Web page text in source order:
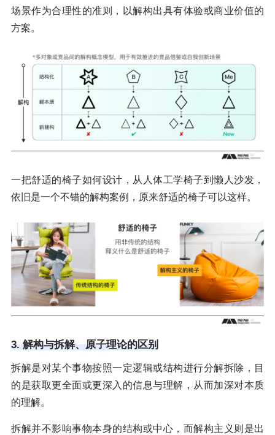
场景作为合理性的准则，以解构出具有体验或商业价值的
方案。
一把舒适的椅子如何设计，从人体工学椅子到懒人沙发，
依旧是一个不错的解构案例，原来舒适的椅子可以这样。
3. 解构与拆解、原子理论的区别
拆解是对某个事物按照一定逻辑或结构进行分解拆除，目
的是获取更全面或更深入的信息与理解，从而加深对本质
的理解。
拆解并不影响事物本身的结构或中心，而解构主义则是出